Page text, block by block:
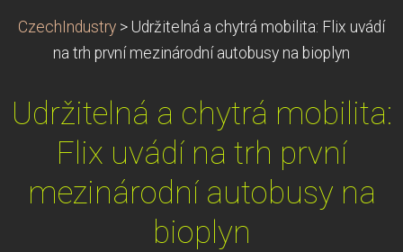
CzechIndustry > Udržitelná a chytrá mobilita: Flix uvádí
na trh první mezinárodní autobusy na bioplyn
Udržitelná a chytrá mobilita:
Flix uvádí na trh první
mezinárodní autobusy na
bioplyn